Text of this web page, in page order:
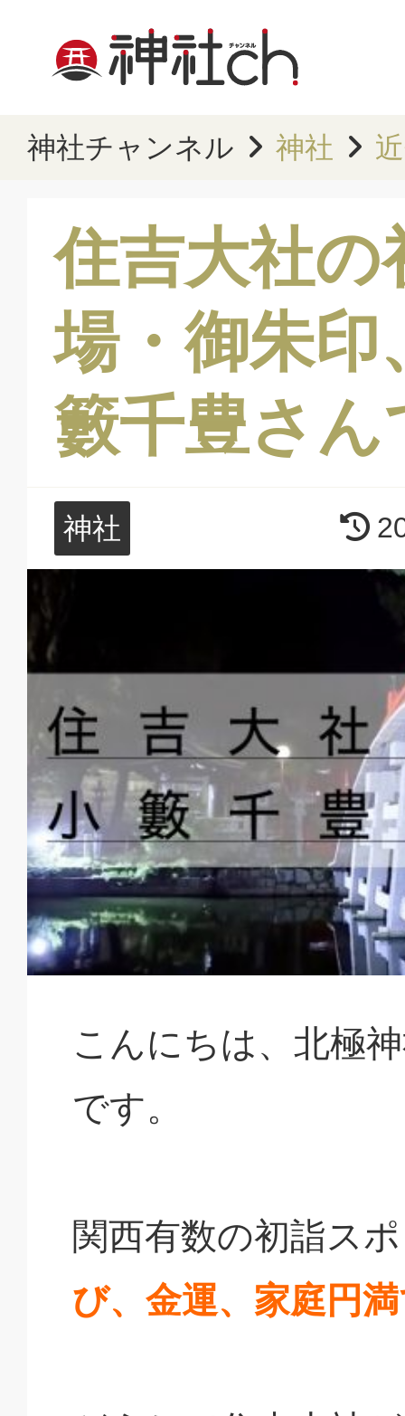
神社チャンネル 神社
住吉大社の
場・御朱印
籔千豊さん
神社
こんにちは、北極
です。
関西有数の初詣ス
び、金運、家庭円